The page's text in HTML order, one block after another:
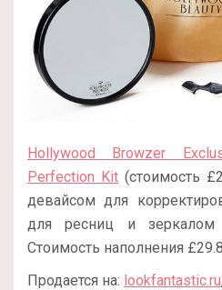
Hollywood Browzer
Perfection Kit (стоимость
девайсом для
для ресниц и зеркалом
Стоимость наполнения
Продается на: lookfantastic.ru